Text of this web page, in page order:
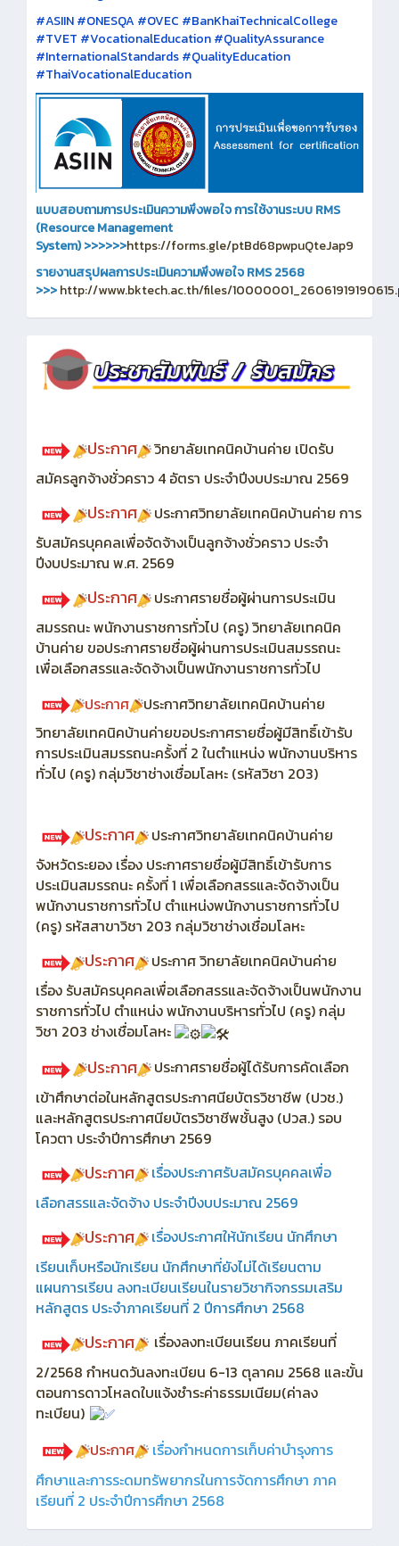
#ASIIN #ONESQA #OVEC #BanKhaiTechnicalCollege
#TVET #VocationalEducation #QualityAssurance
#InternationalStandards #QualityEducation
#ThaiVocationalEducation
แบบสอบถามการประเมินความพึงพอใจ การใช้งานระบบ RMS
(Resource Management
System)>>>>>>https://forms.gle/ptBd68pwpuQteJap9
รายงานสรุปผลการประเมินความพึงพอใจ RMS 2568
>>>http://www.bktech.ac.th/files/
ประกาศ
วิทยาลัยเทคนิคบ้านค่าย เปิดรับ
สมัครลูกจ้างชั่วคราว 4 อัตรา ประจำปีงบประมาณ 2569
ประกาศ
ประกาศวิทยาลัยเทคนิคบ้านค่าย การ
รับสมัครบุคคลเพื่อจัดจ้างเป็นลูกจ้างชั่วคราว ประจำ
ปีงบประมาณ พ.ศ. 2569
ประกาศ
ประกาศรายชื่อผู้ผ่านการประเมิน
สมรรถนะ พนักงานราชการทั่วไป (ครู) วิทยาลัยเทคนิค
บ้านค่าย ขอประกาศรายชื่อผู้ผ่านการประเมินสมรรถนะ
เพื่อเลือกสรรและจัดจ้างเป็นพนักงานราชการทั่วไป
ประกาศ
ประกาศวิทยาลัยเทคนิคบ้านค่าย
วิทยาลัยเทคนิคบ้านค่ายขอประกาศรายชื่อผู้มีสิทธิ์เข้ารับ
การประเมินสมรรถนะครั้งที่ 2 ในตำแหน่ง พนักงานบริหาร
ทั่วไป (ครู) กลุ่มวิชาช่างเชื่อมโลหะ (รหัสวิชา 203)
ประกาศ
ประกาศวิทยาลัยเทคนิคบ้านค่าย
จังหวัดระยอง เรื่อง ประกาศรายชื่อผู้มีสิทธิ์เข้ารับการ
ประเมินสมรรถนะ ครั้งที่ 1 เพื่อเลือกสรรและจัดจ้างเป็น
พนักงานราชการทั่วไป ตำแหน่งพนักงานราชการทั่วไป
(ครู) รหัสสาขาวิชา 203 กลุ่มวิชาช่างเชื่อมโลหะ
ประกาศ
ประกาศ วิทยาลัยเทคนิคบ้านค่าย
เรื่อง รับสมัครบุคคลเพื่อเลือกสรรและจัดจ้างเป็นพนักงาน
ราชการทั่วไป ตำแหน่ง พนักงานบริหารทั่วไป (ครู) กลุ่ม
วิชา 203 ช่างเชื่อมโลหะ
ประกาศ
ประกาศรายชื่อผู้ได้รับการคัดเลือก
เข้าศึกษาต่อในหลักสูตรประกาศนียบัตรวิชาชีพ (ปวช.)
และหลักสูตรประกาศนียบัตรวิชาชีพชั้นสูง (ปวส.) รอบ
โควตา ประจำปีการศึกษา 2569
ประกาศ เรื่องประกาศรับสมัครบุคคลเพื่อ
เลือกสรรและจัดจ้าง ประจำปีงบประมาณ 2569
ประกาศ
เรื่องประกาศให้นักเรียน นักศึกษา
เรียนเก็บหรือนักเรียน นักศึกษาที่ยังไม่ได้เรียนตาม
แผนการเรียน ลงทะเบียนเรียนในรายวิชากิจกรรมเสริม
หลักสูตร ประจำภาคเรียนที่ 2 ปีการศึกษา 2568
ประกาศ
เรื่องลงทะเบียนเรียน ภาคเรียนที่
2/2568 กำหนดวันลงทะเบียน 6-13 ตุลาคม 2568 และขั้น
ตอนการดาวโหลดใบแจ้งชำระค่าธรรมเนียม(ค่าลง
ทะเบียน)
ประกาศ
เรื่องกำหนดการเก็บค่าบำรุงการ
ศึกษาและการระดมทรัพยากรในการจัดการศึกษา ภาค
เรียนที่ 2 ประจำปีการศึกษา 2568